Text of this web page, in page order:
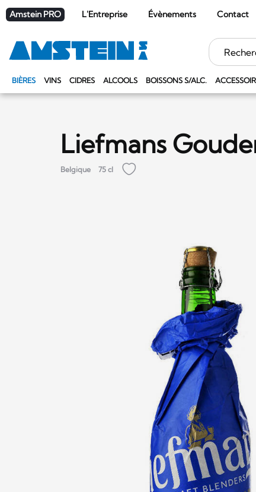
Amstein PRO L'Entreprise Évènements Contact
BIÈRES VINS CIDRES ALCOOLS BOISSONS S/ALC.
Mots
clés
Liefmans
Belgique 75 cl